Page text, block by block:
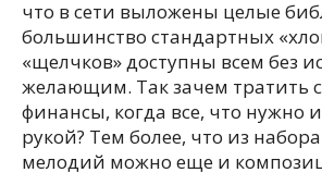
что в сети выложены целые
большинство стандартных
«щелчков» доступны всем без
желающим. Так зачем тратить
финансы, когда все, что нужно
рукой? Тем более, что из
мелодий можно еще и